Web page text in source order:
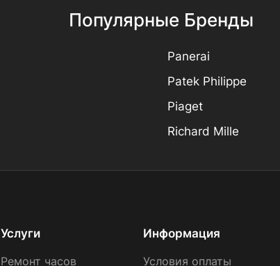
Популярные Бренды
Panerai
Patek Philippe
Piaget
Richard Mille
Услуги
Ремонт часов
Информация
Условия оплаты